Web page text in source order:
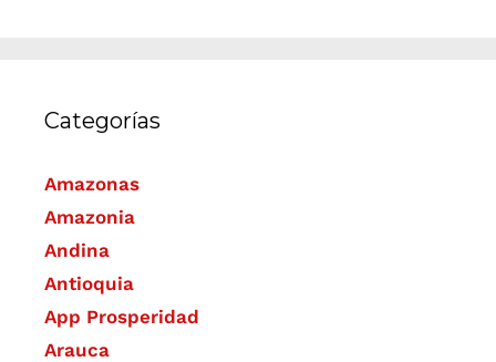
Categorías
Amazonas
Amazonia
Andina
Antioquia
App Prosperidad
Arauca